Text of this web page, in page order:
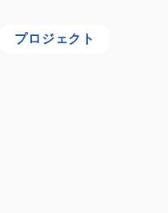
プロジェクト